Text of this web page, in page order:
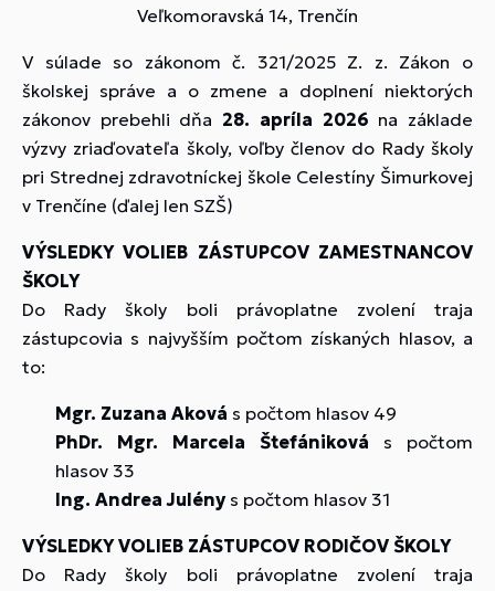
Veľkomoravská 14, Trenčín
V súlade so zákonom č. 321/2025 Z. z. Zákon o
školskej správe a o zmene a doplnení niektorých
zákonov prebehli dňa 28. apríla 2026 na základe
výzvy zriaďovateľa školy, voľby členov do Rady školy
pri Strednej zdravotníckej škole Celestíny Šimurkovej
v Trenčíne (ďalej len SZŠ)
VÝSLEDKY VOLIEB ZÁSTUPCOV ZAMESTNANCOV
ŠKOLY
Do Rady školy boli právoplatne zvolení traja
zástupcovia s najvyšším počtom získaných hlasov, a
to:
Mgr. Zuzana Aková s počtom hlasov 49
PhDr. Mgr. Marcela Štefániková s počtom
hlasov 33
Ing. Andrea Julénys počtom hlasov 31
VÝSLEDKY VOLIEB ZÁSTUPCOV RODIČOV ŠKOLY
Do Rady školy boli právoplatne zvolení traja